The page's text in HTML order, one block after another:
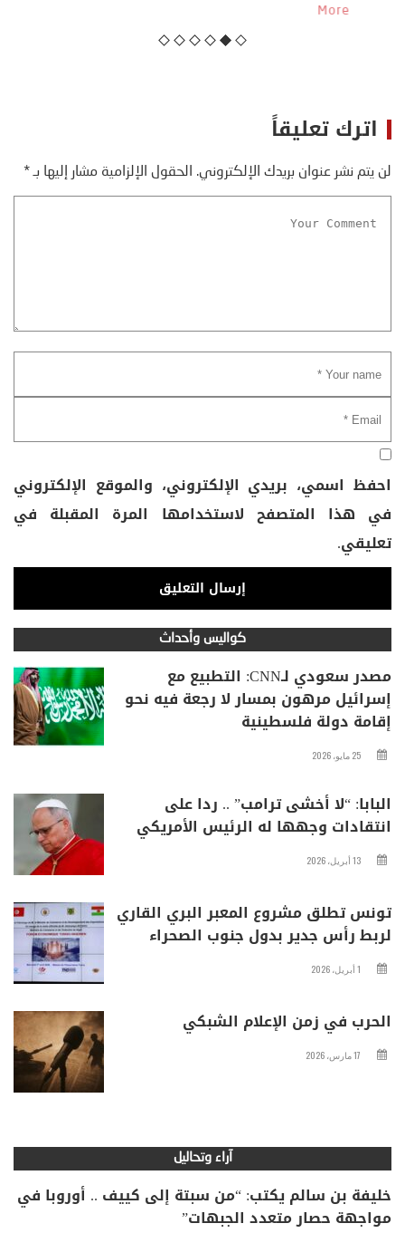
منذ نهاية ثمانينات القرن الماضي، حين أطردنا ...
اترك تعليقاً
لن يتم نشر عنوان بريدك الإلكتروني. الحقول الإلزامية مشار إليها بـ*
احفظ اسمي، بريدي الإلكتروني، والموقع الإلكتروني
في هذا المتصفح لاستخدامها المرة المقبلة في
تعليقي.
كواليس وأحداث
مصدر سعودي لـCNN: التطبيع مع
إسرائيل مرهون بمسار لا رجعة فيه نحو
إقامة دولة فلسطينية
25 مايو، 2026
البابا: “لا أخشى ترامب” .. ردا على
انتقادات وجهها له الرئيس الأمريكي
13 أبريل، 2026
تونس تطلق مشروع المعبر البري القاري
لربط رأس جدير بدول جنوب الصحراء
1 أبريل، 2026
الحرب في زمن الإعلام الشبكي
17 مارس، 2026
آراء وتحاليل
خليفة بن سالم يكتب: “من سبتة إلى كييف .. أوروبا في
مواجهة حصار متعدد الجبهات”